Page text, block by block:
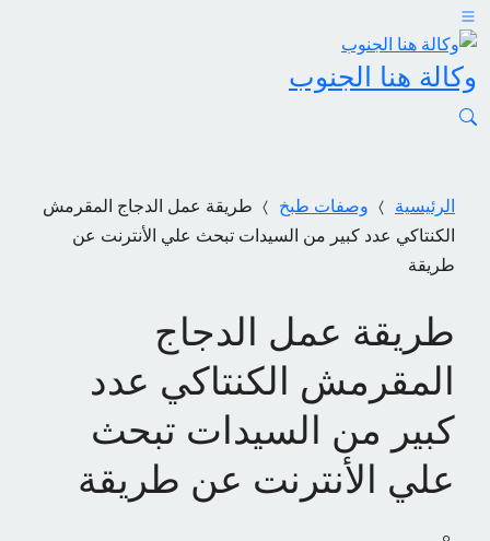
وكالة هنا الجنوب
الرئيسية وصفات طبخ
طريقة عمل الدجاج المقرمش
الكنتاكي عدد كبير من السيدات تبحث علي الأنترنت عن
طريقة
طريقة عمل الدجاج
المقرمش الكنتاكي عدد
كبير من السيدات تبحث
علي الأنترنت عن طريقة